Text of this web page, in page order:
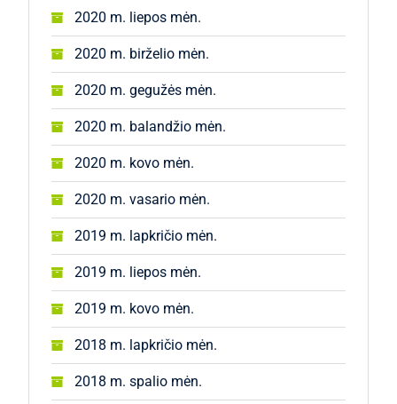
2020 m. liepos mėn.
2020 m. birželio mėn.
2020 m. gegužės mėn.
2020 m. balandžio mėn.
2020 m. kovo mėn.
2020 m. vasario mėn.
2019 m. lapkričio mėn.
2019 m. liepos mėn.
2019 m. kovo mėn.
2018 m. lapkričio mėn.
2018 m. spalio mėn.